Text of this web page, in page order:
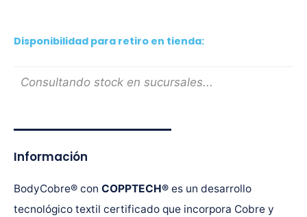
Disponibilidad para retiro en tienda:
Consultando stock en sucursales...
Información
BodyCobre® con COPPTECH® es un desarrollo
tecnológico textil certificado que incorpora Cobre y